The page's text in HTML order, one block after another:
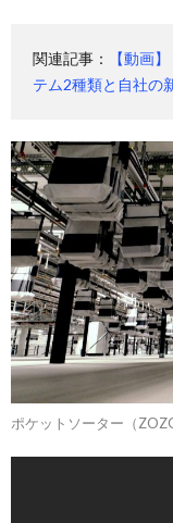
関連記事：
【動画
テム2種類と自社の
ポケットソーター（